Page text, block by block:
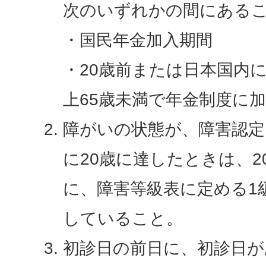
次のいずれかの間にある
・国民年金加入期間
・20歳前または日本国内
上65歳未満で年金制度に
障がいの状態が、障害認
に20歳に達したときは、
に、障害等級表に定める1
していること。
初診日の前日に、初診日